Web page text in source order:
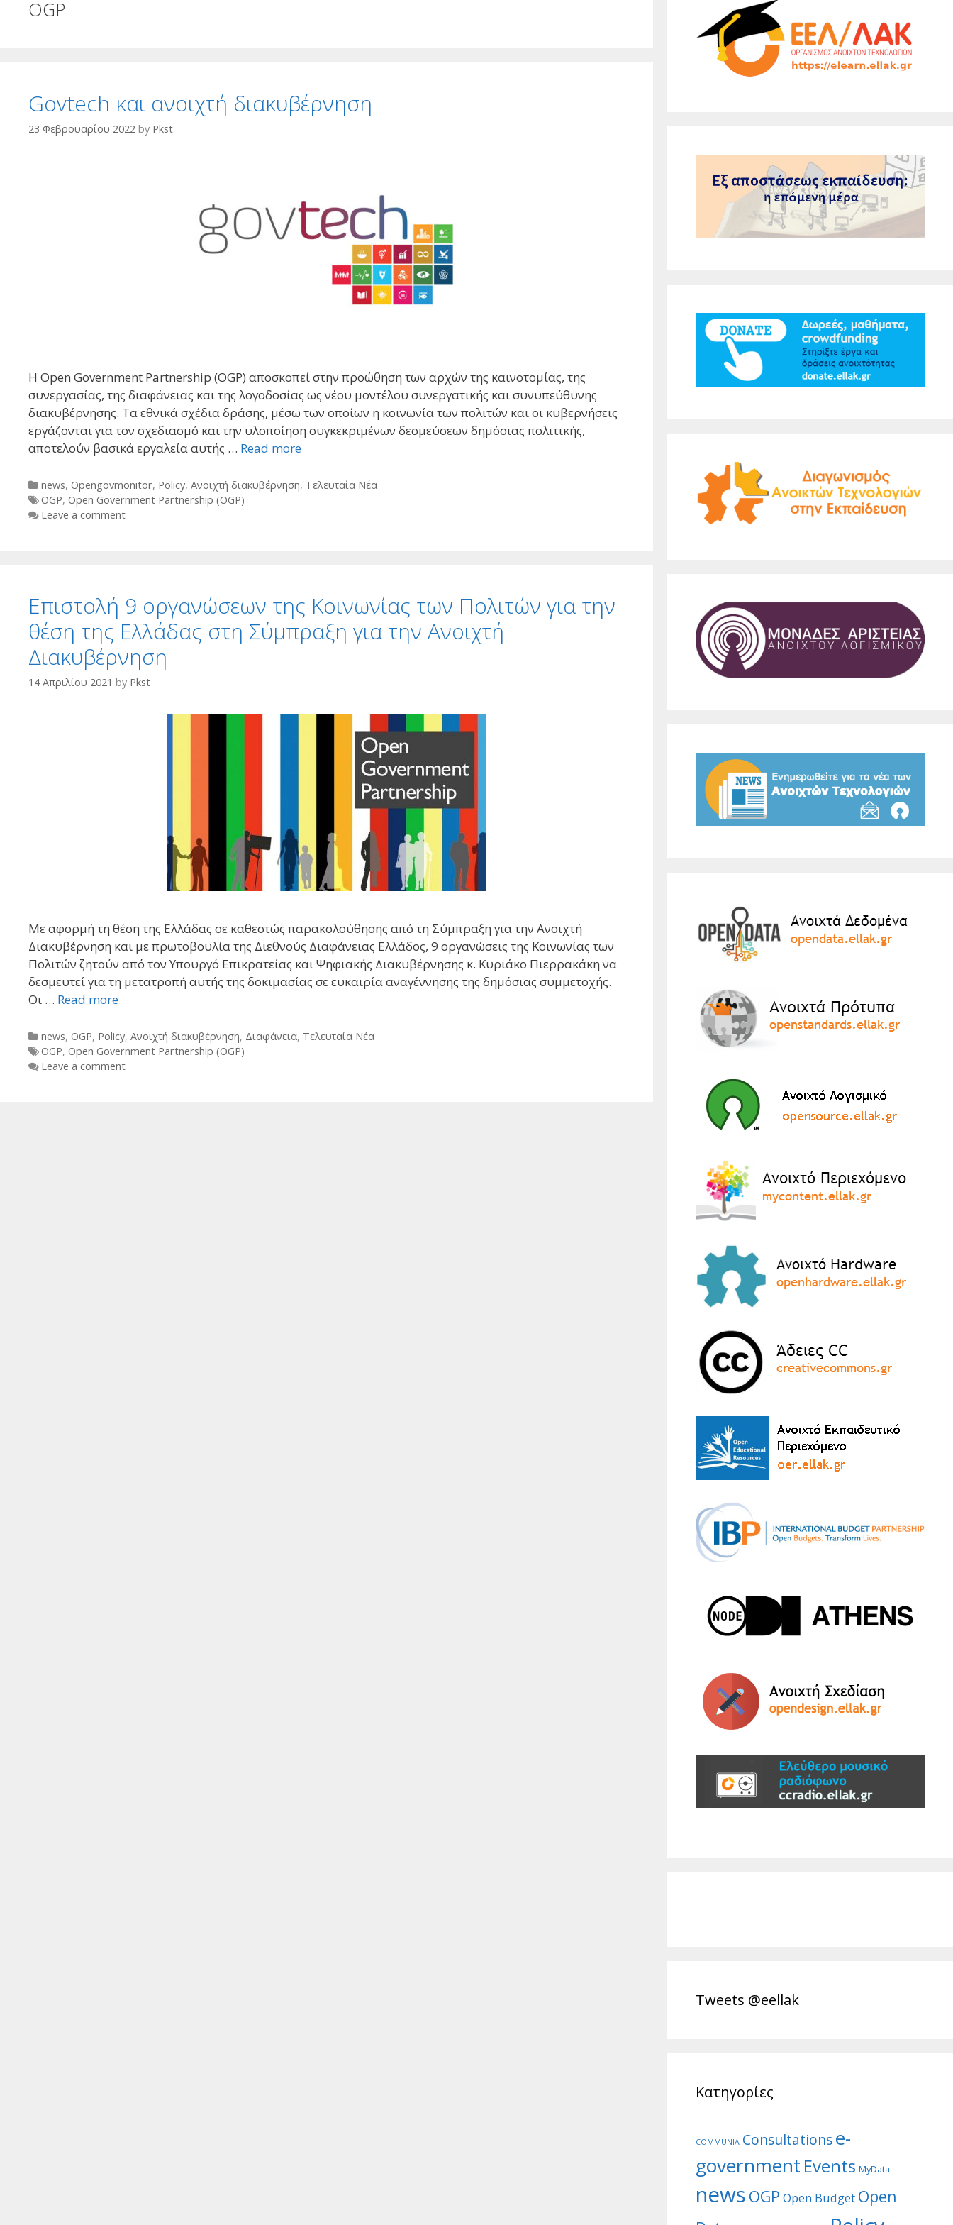
OGP
Govtech και ανοιχτή διακυβέρνηση
23 Φεβρουαρίου 2022 by Pkst
Η Open Government Partnership (OGP) αποσκοπεί στην προώθηση των αρχών της καινοτομίας, της
συνεργασίας, της διαφάνειας και της λογοδοσίας ως νέου μοντέλου συνεργατικής και συνυπεύθυνης
διακυβέρνησης. Τα εθνικά σχέδια δράσης, μέσω των οποίων η κοινωνία των πολιτών και οι κυβερνήσεις
εργάζονται για τον σχεδιασμό και την υλοποίηση συγκεκριμένων δεσμεύσεων δημόσιας πολιτικής,
αποτελούν βασικά εργαλεία αυτής … Read more
Categories
news, Opengovmonitor, Policy, Ανοιχτή διακυβέρνηση, Τελευταία Νέα
Tags
OGP, Open Government Partnership (OGP)
Leave a comment
Επιστολή 9 οργανώσεων της Κοινωνίας των Πολιτών για την
θέση της Ελλάδας στη Σύμπραξη για την Ανοιχτή
Διακυβέρνηση
14 Απριλίου 2021 by Pkst
Με αφορμή τη θέση της Ελλάδας σε καθεστώς παρακολούθησης από τη Σύμπραξη για την Ανοιχτή
Διακυβέρνηση και με πρωτοβουλία της Διεθνούς Διαφάνειας Ελλάδος, 9 οργανώσεις της Κοινωνίας των
Πολιτών ζητούν από τον Υπουργό Επικρατείας και Ψηφιακής Διακυβέρνησης κ. Κυριάκο Πιερρακάκη να
δεσμευτεί για τη μετατροπή αυτής της δοκιμασίας σε ευκαιρία αναγέννησης της δημόσιας συμμετοχής.
Οι … Read more
Categories
news, OGP, Policy, Ανοιχτή διακυβέρνηση, Διαφάνεια, Τελευταία Νέα
Tags
OGP, Open Government Partnership (OGP)
Leave a comment
Tweets @eellak
Κατηγορίες
COMMUNIA Consultations e-
government Events MyData
news OGP Open Budget Open